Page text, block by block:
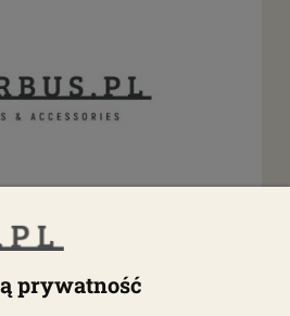
cylinder-głowica Typ4
prywatność